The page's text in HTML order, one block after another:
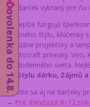
bol darček vybraný pre ňu
Najlepšie fungujú
vlastného štýlu, kľúčenky
hviezdne projektory a
Crystocraft prívesky.
každodenného sveta.
dle Stylu dárku, Zájmů
Pozrite sa aj na darčeky
→ Pre dievčatá 6–12
Dovolenka do 14.8.